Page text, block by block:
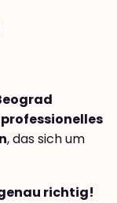
professionelles
, das sich um
richtig!